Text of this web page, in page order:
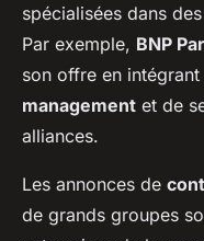
spécialisées dans
Par exemple, BNP
son offre en
management et de
alliances.
Les annonces de
de grands groupes